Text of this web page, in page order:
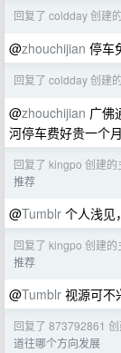
回复了 coldday 创建
@zhouchijian 停车
回复了 coldday 创建
@zhouchijian 广佛
河停车费好贵一个
回复了 kingpo 创建的
推荐
@Tumblr 个人浅见
回复了 kingpo 创建的
推荐
@Tumblr 视源可
回复了 873792861
道往哪个方向发展